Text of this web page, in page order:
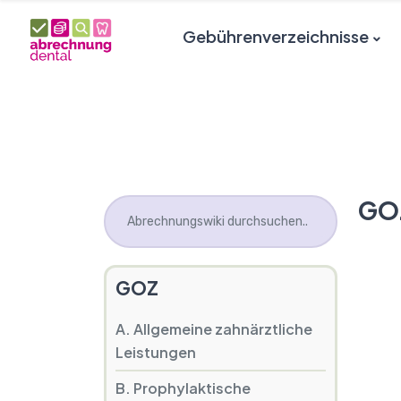
Gebührenverzeichnisse
GOZ
A. Allgemeine zahnärztliche
Leistungen
B. Prophylaktische